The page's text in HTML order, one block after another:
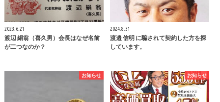
2023.6.21
渡辺 絹翁（喜久男）会長はなぜ名前
が二つなのか？
2024.8.31
渡邉 信明 に騙されて契約した方を探
しています。
お知らせ お知らせ